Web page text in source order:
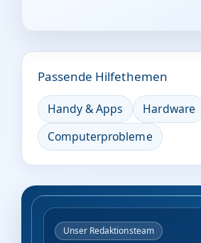
Passende Hilfethemen
Handy & Apps
Hardware
Computerprobleme
Unser Redaktionsteam